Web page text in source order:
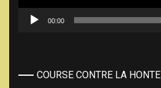
00:00
COURSE CONTRE LA HONTE